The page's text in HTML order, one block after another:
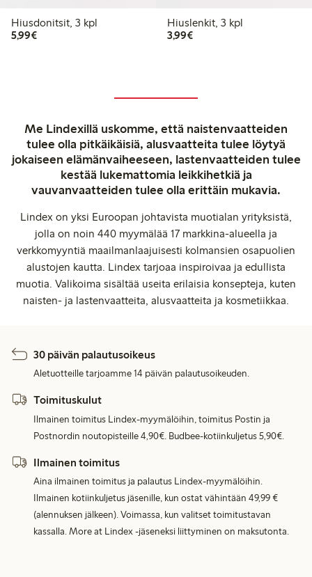
Hiusdonitsit, 3 kpl
5,99€5,99 €
Hiuslenkit, 3 kpl
3,99€3,99 €
Me Lindexillä uskomme, että naistenvaatteiden
tulee olla pitkäikäisiä, alusvaatteita tulee löytyä
jokaiseen elämänvaiheeseen, lastenvaatteiden tulee
kestää lukemattomia leikkihetkiä ja
vauvanvaatteiden tulee olla erittäin mukavia.
Lindex on yksi Euroopan johtavista muotialan yrityksistä,
jolla on noin 440 myymälää 17 markkina-alueella ja
verkkomyyntiä maailmanlaajuisesti kolmansien osapuolien
alustojen kautta. Lindex tarjoaa inspiroivaa ja edullista
muotia. Valikoima sisältää useita erilaisia konsepteja, kuten
naisten- ja lastenvaatteita, alusvaatteita ja kosmetiikkaa.
30 päivän palautusoikeus
Aletuotteille tarjoamme 14 päivän palautusoikeuden.
Toimituskulut
Ilmainen toimitus Lindex-myymälöihin, toimitus Postin ja
Postnordin noutopisteille 4,90€. Budbee-kotiinkuljetus 5,90€.
Ilmainen toimitus
Aina ilmainen toimitus ja palautus Lindex-myymälöihin.
Ilmainen kotiinkuljetus jäsenille, kun ostat vähintään 49,99 €
(alennuksen jälkeen). Voimassa, kun valitset toimitustavan
kassalla. More at Lindex -jäseneksi liittyminen on maksutonta.